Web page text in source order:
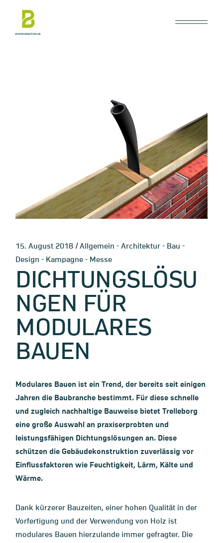
15. August 2018 Allgemein - Architektur - Bau -
Design - Kampagne - Messe
DICHTUNGSLÖSU
NGEN FÜR
MODULARES
BAUEN
Modulares Bauen ist ein Trend, der bereits seit einigen
Jahren die Baubranche bestimmt. Für diese schnelle
und zugleich nachhaltige Bauweise bietet Trelleborg
eine große Auswahl an praxiserprobten und
leistungsfähigen Dichtungslösungen an. Diese
schützen die Gebäudekonstruktion zuverlässig vor
Einflussfaktoren wie Feuchtigkeit, Lärm, Kälte und
Wärme.
Dank kürzerer Bauzeiten, einer hohen Qualität in der
Vorfertigung und der Verwendung von Holz ist
modulares Bauen hierzulande immer gefragter. Die